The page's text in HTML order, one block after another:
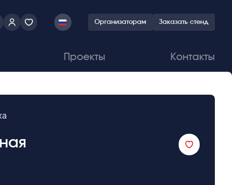
Организаторам Заказать стенд
Проекты Контакты